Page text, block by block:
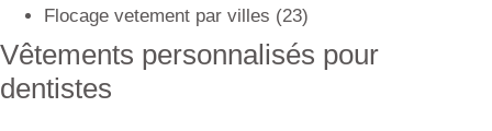
Flocage vetement par villes (23)
Vêtements personnalisés pour
dentistes